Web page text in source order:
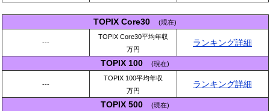
TOPIX Core30 (現在)
---
TOPIX Core30平均年収
万円
ランキング詳細
TOPIX 100 (現在)
---
TOPIX 100平均年収
万円
ランキング詳細
TOPIX 500 (現在)